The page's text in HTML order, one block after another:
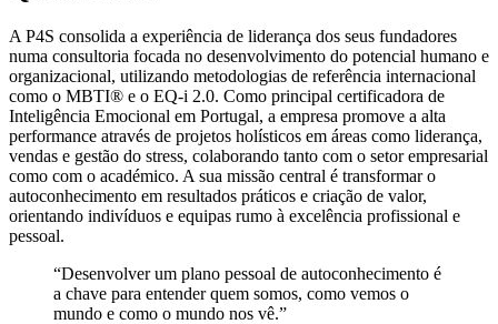
A P4S consolida a experiência de liderança dos seus fundadores
numa consultoria focada no desenvolvimento do potencial humano e
organizacional, utilizando metodologias de referência internacional
como o MBTI® e o EQ-i 2.0. Como principal certificadora de
Inteligência Emocional em Portugal, a empresa promove a alta
performance através de projetos holísticos em áreas como liderança,
vendas e gestão do stress, colaborando tanto com o setor empresarial
como com o académico. A sua missão central é transformar o
autoconhecimento em resultados práticos e criação de valor,
orientando indivíduos e equipas rumo à excelência profissional e
pessoal.
“Desenvolver um plano pessoal de autoconhecimento é
a chave para entender quem somos, como vemos o
mundo e como o mundo nos vê.”